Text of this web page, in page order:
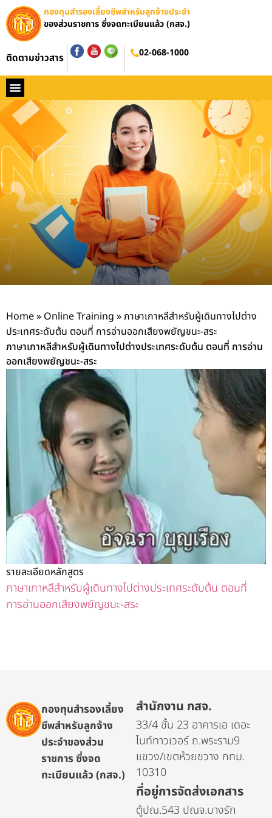
กองทุนสำรองเลี้ยงชีพสำหรับลูกจ้างประจำ
ของส่วนราชการ ซึ่งจดทะเบียนแล้ว (กสจ.)
ติดตามข่าวสาร 02-068-1000
อบรมออนไลน์
Home» Online Training »ภาษาเกาหลีสำหรับผู้เดินทางไปต่าง
ประเทศระดับต้น ตอนที่ การอ่านออกเสียงพยัญชนะ-สระ
ภาษาเกาหลีสำหรับผู้เดินทางไปต่างประเทศระดับต้น ตอนที่ การอ่าน
ออกเสียงพยัญชนะ-สระ
รายละเอียดหลักสูตร
ภาษาเกาหลีสำหรับผู้เดินทางไปต่างประเทศระดับต้น ตอนที่
การอ่านออกเสียงพยัญชนะ-สระ
กองทุนสำรองเลี้ยง
ชีพสำหรับลูกจ้าง
ประจำของส่วน
ราชการ ซึ่งจด
ทะเบียนแล้ว (กสจ.)
สำนักงาน กสจ.
33/4 ชั้น 23 อาคารเอ เดอะ
ไนท์ทาวเวอร์ ถ.พระราม9
แขวง/เขตห้วยขวาง กทม.
10310
ที่อยู่การจัดส่งเอกสาร
ตู้ปณ.543 ปณจ.บางรัก